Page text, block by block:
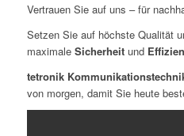
Vertrauen Sie auf uns – für
Setzen Sie auf höchste Qualität
maximale Sicherheitund
tetronik
von morgen, damit Sie heute